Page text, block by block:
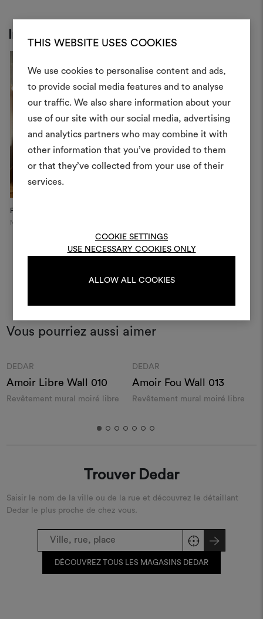
THIS WEBSITE USES COOKIES
We use cookies to personalise content and ads,
to provide social media features and to analyse
our traffic. We also share information about your
use of our site with our social media, advertising
and analytics partners who may combine it with
other information that you’ve provided to them
or that they’ve collected from your use of their
services.
COOKIE SETTINGS
USE NECESSARY COOKIES ONLY
ALLOW ALL COOKIES
Inspiration
Penthouse Tribeca
New York
Vous pourriez aussi aimer
DEDAR
Amoir Libre Wall 010
Revêtement mural moiré libre
DEDAR
Amoir Fou Wall 013
Revêtement mural moiré libre
Trouver Dedar
Saisir le nom de la ville ou de la rue et découvrez le détaillant
Dedar le plus proche de chez vous.
DÉCOUVREZ TOUS LES MAGASINS DEDAR
Créer
Un instrument interactif
à vos idées et les partager,
des matériaux et des